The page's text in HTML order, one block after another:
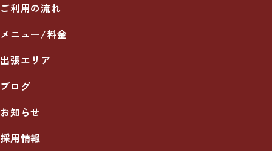
ご利用の流れ
メニュー/料金
出張エリア
ブログ
お知らせ
採用情報